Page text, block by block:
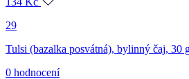
29
Tulsi (bazalka posvátná), bylinný čaj, 30
0 hodnocení